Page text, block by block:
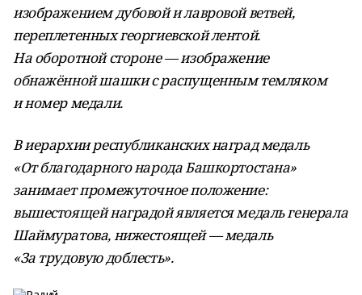
изображением дубовой и лавровой ветвей,
переплетенных георгиевской лентой.
На оборотной стороне — изображение
обнажённой шашки с распущенным темляком
и номер медали.
В иерархии республиканских наград медаль
«От благодарного народа Башкортостана»
занимает промежуточное положение:
вышестоящей наградой является медаль генерала
Шаймуратова, нижестоящей — медаль
«За трудовую доблесть».